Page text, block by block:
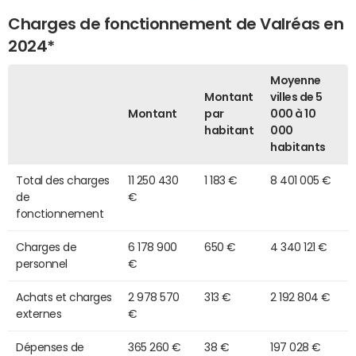
Charges de fonctionnement de Valréas en
2024*
Montant
Montant
par
habitant
Moyenne
villes de 5
000 à 10
000
habitants
Total des charges
de
fonctionnement
11 250 430
€
1 183 € 8 401 005 €
Charges de
personnel
6 178 900
€
650 € 4 340 121 €
Achats et charges
externes
2 978 570
€
313 € 2 192 804 €
Dépenses de 365 260 € 38 € 197 028 €